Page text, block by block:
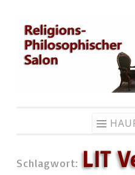
Zum
Inhalt
springen
Schlagwort: LIT